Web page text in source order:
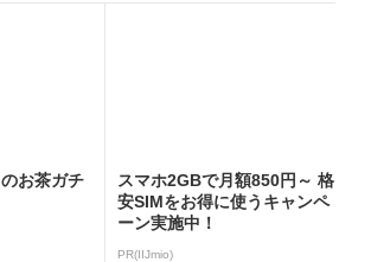
お茶ガチ
スマホ2GBで月額850円～ 格
安SIMをお得に使うキャンペ
ーン実施中！
PR(IIJmio)